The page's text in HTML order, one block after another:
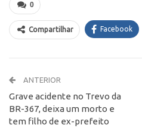
0
Compartilhar Facebook
ANTERIOR
Grave acidente no Trevo da
BR-367, deixa um morto e
tem filho de ex-prefeito